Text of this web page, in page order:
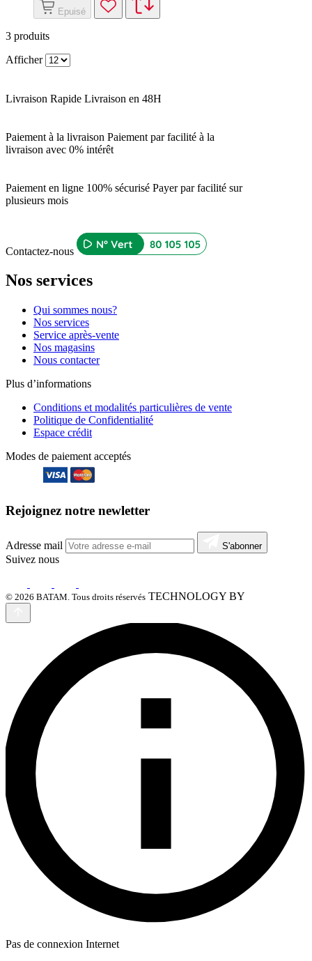
Epuisé
3 produits
Afficher
Livraison Rapide Livraison en 48H
Paiement à la livraison Paiement par facilité à la
livraison avec 0% intérêt
Paiement en ligne 100% sécurisé Payer par facilité sur
plusieurs mois
Contactez-nous
Nos services
Qui sommes nous?
Nos services
Service après-vente
Nos magasins
Nous contacter
Plus d’informations
Conditions et modalités particulières de vente
Politique de Confidentialité
Espace crédit
Modes de paiement acceptés
Rejoignez notre newletter
Adresse mail S'abonner
Suivez nous
© 2026 BATAM. Tous droits réservés TECHNOLOGY BY
Pas de connexion Internet